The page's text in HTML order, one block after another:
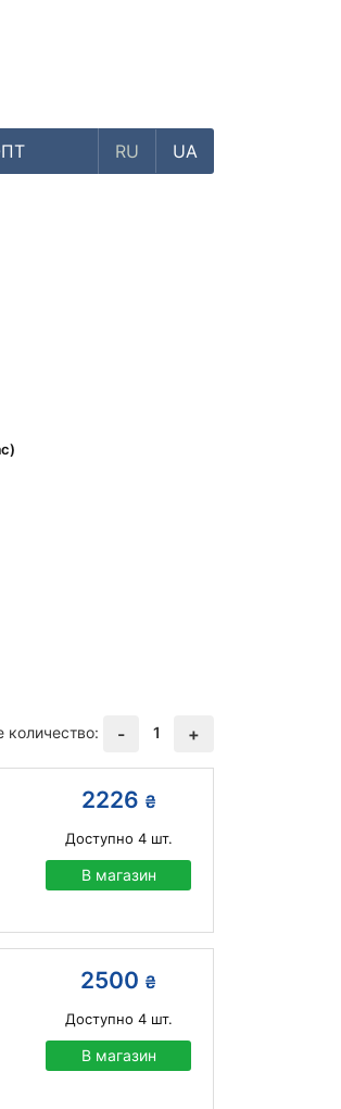
RU UA
количество: - 1 +
2226 ₴
Доступно 4шт.
В магазин
2500 ₴
Доступно 4шт.
В магазин